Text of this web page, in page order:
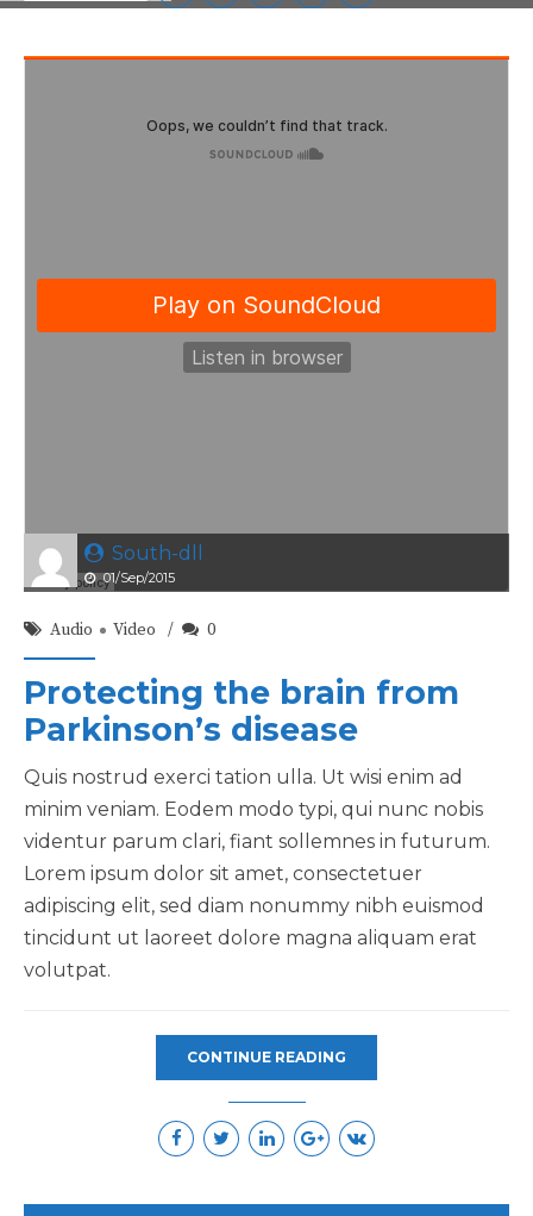
South-dll
01/Sep/2015
Audio Video 0
Protecting the brain from
Parkinson’s disease
Quis nostrud exerci tation ulla. Ut wisi enim ad
minim veniam. Eodem modo typi, qui nunc nobis
videntur parum clari, fiant sollemnes in futurum.
Lorem ipsum dolor sit amet, consectetuer
adipiscing elit, sed diam nonummy nibh euismod
tincidunt ut laoreet dolore magna aliquam erat
volutpat.
CONTINUE READING